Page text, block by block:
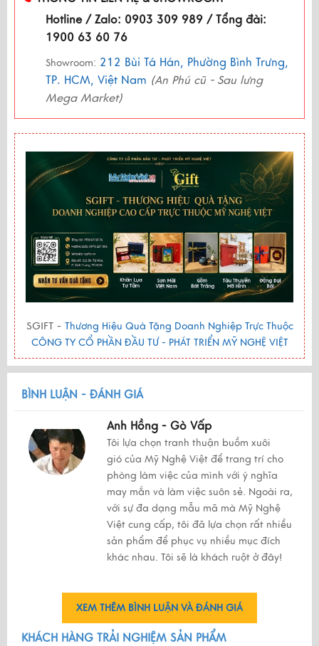
Hotline / Zalo: 0903 309 989 / Tổng đài:
1900 63 60 76
Showroom: 212 Bùi Tá Hán, Phường Bình Trưng,
TP. HCM, Việt Nam (An Phú cũ - Sau lưng
Mega Market)
SGIFT - Thương Hiệu Quà Tặng Doanh Nghiệp Trực Thuộc
CÔNG TY CỔ PHẦN ĐẦU TƯ - PHÁT TRIỂN MỸ NGHỆ VIỆT
BÌNH LUẬN - ĐÁNH GIÁ
Anh Hồng - Gò Vấp
Tôi lựa chọn tranh thuận buồm xuôi
gió của Mỹ Nghệ Việt để trang trí cho
phòng làm việc của mình với ý nghĩa
may mắn và làm việc suôn sẻ. Ngoài ra,
với sự đa dạng mẫu mã mà Mỹ Nghệ
Việt cung cấp, tôi đã lựa chọn rất nhiều
sản phẩm để phục vụ nhiều mục đích
khác nhau. Tôi sẽ là khách ruột ở đây!
XEM THÊM BÌNH LUẬN VÀ ĐÁNH GIÁ
KHÁCH HÀNG TRẢI NGHIỆM SẢN PHẨM